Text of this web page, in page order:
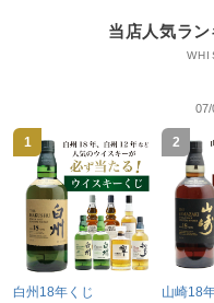
当店人気ラン
07/
1
白州18年くじ
2
山崎18